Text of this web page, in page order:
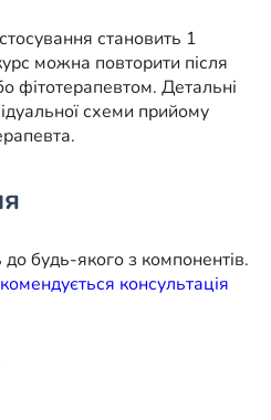
становить 1
можна повторити після
фітотерапевтом. Детальні
схеми прийому
до будь-якого з компонентів.
консультація